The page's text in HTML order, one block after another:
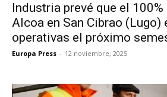
Industria prevé que el
Alcoa en San Cibrao (Lugo)
operativas el próximo
Europa Press - 12 noviembre, 2025